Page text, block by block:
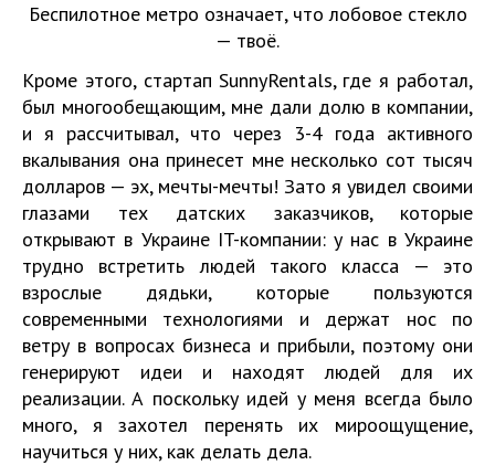
Беспилотное метро означает, что лобовое стекло
— твоё.
Кроме этого, стартап SunnyRentals, где я работал,
был многообещающим, мне дали долю в компании,
и я рассчитывал, что через 3-4 года активного
вкалывания она принесет мне несколько сот тысяч
долларов — эх, мечты-мечты! Зато я увидел своими
глазами тех датских заказчиков, которые
открывают в Украине IT-компании: у нас в Украине
трудно встретить людей такого класса — это
взрослые дядьки, которые пользуются
современными технологиями и держат нос по
ветру в вопросах бизнеса и прибыли, поэтому они
генерируют идеи и находят людей для их
реализации. А поскольку идей у меня всегда было
много, я захотел перенять их мироощущение,
научиться у них, как делать дела.